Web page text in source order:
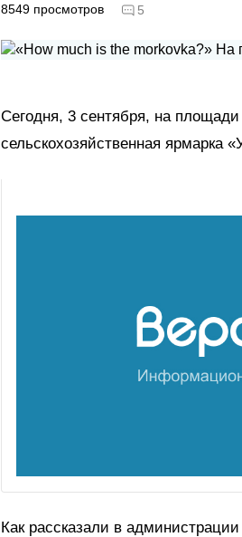
8549 просмотров 5
Сегодня, 3 сентября, на площади
сельскохозяйственная ярмарка
Как рассказали в